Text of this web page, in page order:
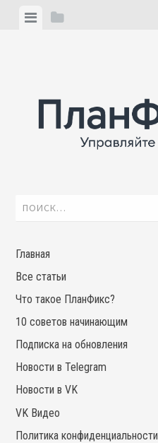
ViewView
Найти:
Главная
Все статьи
Что такое ПланФикс?
10 советов начинающим
Подписка на обновления
Новости в Telegram
Новости в VK
VK Видео
Политика конфиденциальности